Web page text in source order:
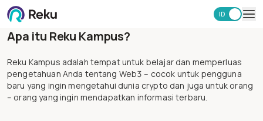
EN
ID
Investasi
Learning Hub
Keamanan
Biaya
Apa itu Reku Kampus?
Reku Kampus adalah tempat untuk belajar dan memperluas
pengetahuan Anda tentang Web3 – cocok untuk pengguna
baru yang ingin mengetahui dunia crypto dan juga untuk orang
– orang yang ingin mendapatkan informasi terbaru.